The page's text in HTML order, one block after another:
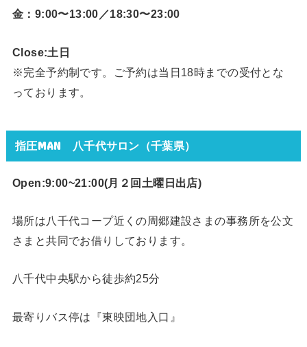
金：9:00〜13:00／18:30〜23:00
Close:土日
※完全予約制です。ご予約は当日18時までの受付とな
っております。
指圧MAN 八千代サロン（千葉県）
Open:9:00~21:00(月２回 土曜日出店)
場所は八千代コープ近くの周郷建設さまの事務所を公文
さまと共同でお借りしております。
八千代中央駅から徒歩約25分
最寄りバス停は『東映団地入口』